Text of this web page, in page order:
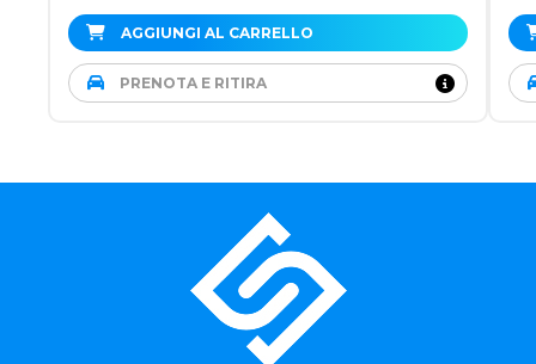
AGGIUNGI AL CARRELLO
PRENOTA E RITIRA